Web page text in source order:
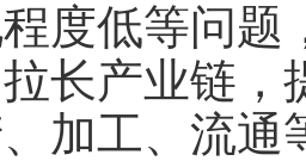
度低等问
长产业链，
加工、流